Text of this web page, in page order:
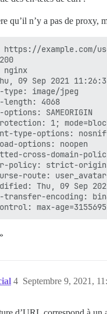
qu’il n’y a pas de proxy,
example.com/
nginx
09 Sep 2021
type: image/jpeg
length: 4068
SAMEORIGIN
1;
type-options:
options: noopen
cross-domain-
policy: strict-origin-
route:
Thu, 09 Sep
transfer-encoding:
Septembre 9, 2021,
4